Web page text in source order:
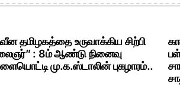
தமிழகத்தை உருவாக்கிய சிற்பி
: 8ம் ஆண்டு நினைவு
மு.க.ஸ்டாலின் புகழாரம்..